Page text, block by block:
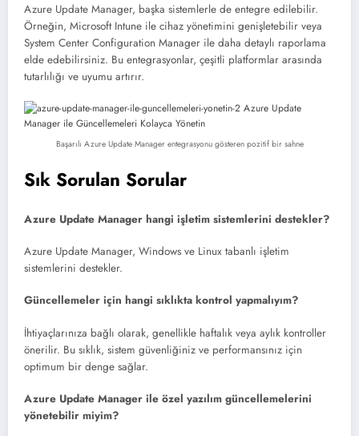
Azure Update Manager, başka sistemlerle de entegre edilebilir.
Örneğin, Microsoft Intune ile cihaz yönetimini genişletebilir veya
System Center Configuration Manager ile daha detaylı raporlama
elde edebilirsiniz. Bu entegrasyonlar, çeşitli platformlar arasında
tutarlılığı ve uyumu artırır.
Başarılı Azure Update Manager entegrasyonu gösteren pozitif bir sahne
Sık Sorulan Sorular
Azure Update Manager hangi işletim sistemlerini destekler?
Azure Update Manager, Windows ve Linux tabanlı işletim
sistemlerini destekler.
Güncellemeler için hangi sıklıkta kontrol yapmalıyım?
İhtiyaçlarınıza bağlı olarak, genellikle haftalık veya aylık kontroller
önerilir. Bu sıklık, sistem güvenliğiniz ve performansınız için
optimum bir denge sağlar.
Azure Update Manager ile özel yazılım güncellemelerini
yönetebilir miyim?